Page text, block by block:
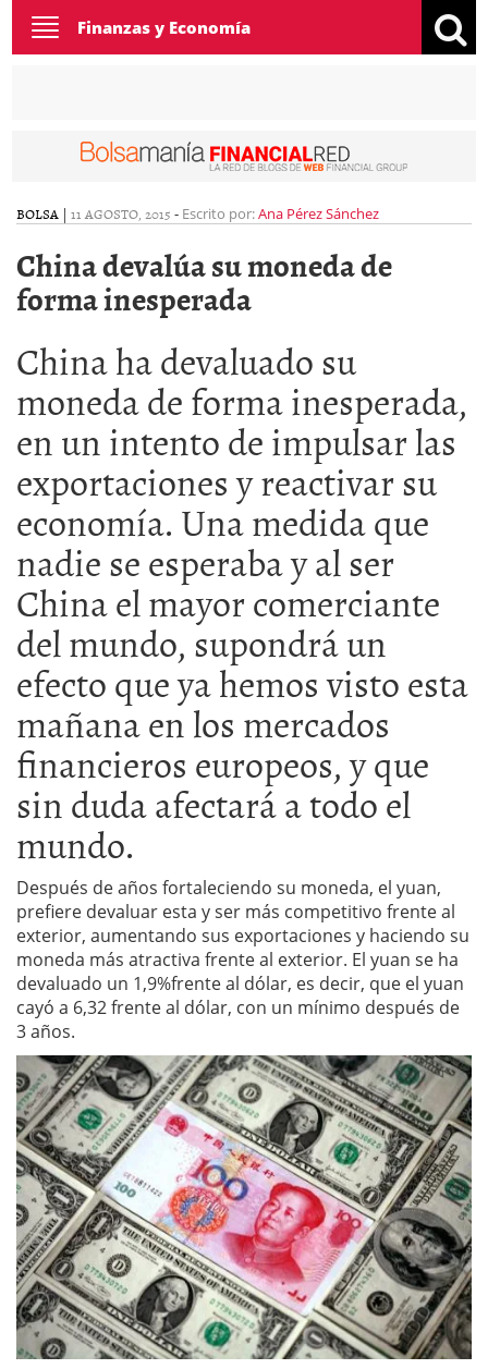
Toggle
navigation
Finanzas y Economía
BOLSA | 11 AGOSTO, 2015 - Escrito por:Ana Pérez Sánchez
China devalúa su moneda de
forma inesperada
China ha devaluado su
moneda de forma inesperada,
en un intento de impulsar las
exportaciones y reactivar su
economía. Una medida que
nadie se esperaba y al ser
China el mayor comerciante
del mundo, supondrá un
efecto que ya hemos visto esta
mañana en los mercados
financieros europeos, y que
sin duda afectará a todo el
mundo.
Después de años fortaleciendo su moneda, el yuan,
prefiere devaluar esta y ser más competitivo frente al
exterior, aumentando sus exportaciones y haciendo su
moneda más atractiva frente al exterior. El yuan se ha
devaluado un 1,9%frente al dólar, es decir, que el yuan
cayó a 6,32 frente al dólar, con un mínimo después de
3 años.